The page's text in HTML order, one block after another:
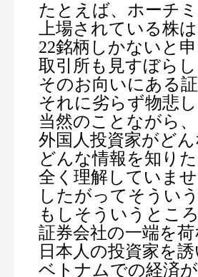
たとえば、ホーチ
上場されている株は
22銘柄しかないと
取引所も見すぼら
そのお向いにある
それに劣らず物悲
当然のことながら、
外国人投資家がど
どんな情報を知り
全く理解していま
したがってそうい
もしそういうとこ
証券会社の一端を
日本人の投資家を
ベトナムでの経済